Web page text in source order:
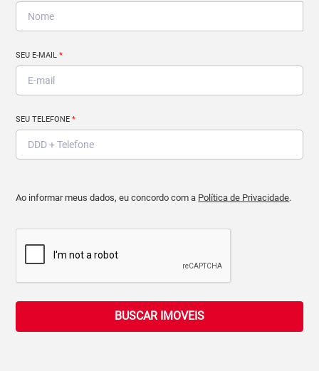
SEU E-MAIL*
SEU TELEFONE*
Ao informar meus dados, eu concordo com a Política de Privacidade.
BUSCAR IMOVEIS